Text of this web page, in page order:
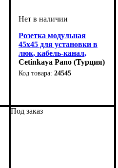
Розетка модульная
45х45 для установки в
люк, кабель-канал,
настенный бокс, белая, с
заземлением и защитой
Cetinkaya Pano (Турция)
24545
Под заказ